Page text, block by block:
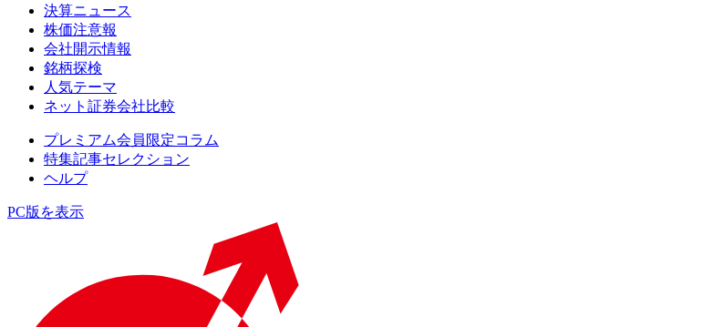
決算ニュース
株価注意報
会社開示情報
銘柄探検
人気テーマ
ネット証券会社比較
プレミアム会員限定コラム
特集記事セレクション
ヘルプ
PC版を表示